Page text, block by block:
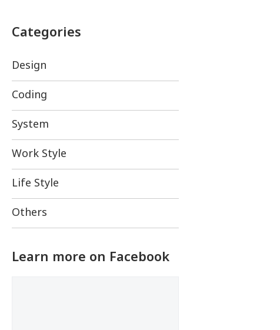
Categories
Design
Coding
System
Work Style
Life Style
Others
Learn more on Facebook